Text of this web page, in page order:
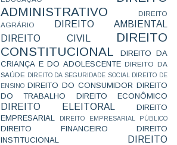
ADMINISTRATIVO
DIREITO
AGRÁRIO
DIREITO AMBIENTAL
DIREITO CIVIL
DIREITO
CONSTITUCIONAL
DIREITO DA
CRIANÇA E DO ADOLESCENTE DIREITO DA
SAÚDE
DIREITO DA SEGURIDADE SOCIAL
DIREITO DE
ENSINO DIREITO DO CONSUMIDOR DIREITO
DO TRABALHO
DIREITO ECONÔMICO
DIREITO ELEITORAL
DIREITO
EMPRESARIAL
DIREITO EMPRESARIAL PÚBLICO
DIREITO FINANCEIRO
DIREITO
INSTITUCIONAL
DIREITO